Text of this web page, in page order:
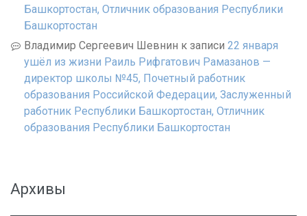
Башкортостан, Отличник образования Республики
Башкортостан
Владимир Сергеевич Шевнин к записи 22 января
ушёл из жизни Раиль Рифгатович Рамазанов —
директор школы №45, Почетный работник
образования Российской Федерации, Заслуженный
работник Республики Башкортостан, Отличник
образования Республики Башкортостан
Архивы